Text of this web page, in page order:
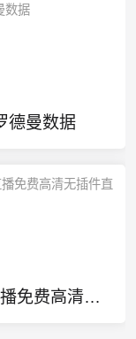
德曼数据
nba直播免费高清无插件直播102tv